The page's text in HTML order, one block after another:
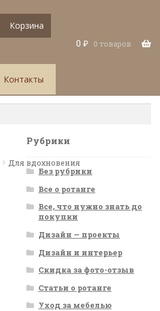
Корзина
0 ₽ 0 товаров
Контакты
Для вдохновения
Рубрики
Без рубрики
Все о ротанге
Все, что нужно знать до
покупки
Дизайн — проекты
Дизайн и интерьер
Скидка за фото-отзыв
Статьи о ротанге
Уход за мебелью